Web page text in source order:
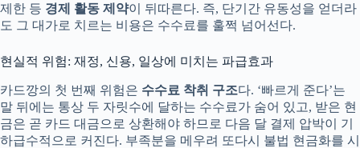
제한 등 경제 활동 제약이 뒤따른다. 즉, 단기간 유동성을 얻더라
도 그 대가로 치르는 비용은 수수료를 훌쩍 넘어선다.
현실적 위험: 재정, 신용, 일상에 미치는 파급효과
카드깡의 첫 번째 위험은 수수료 착취 구조다. ‘빠르게 준다’는
말 뒤에는 통상 두 자릿수에 달하는 수수료가 숨어 있고, 받은 현
금은 곧 카드 대금으로 상환해야 하므로 다음 달 결제 압박이 기
하급수적으로 커진다. 부족분을 메우려 또다시 불법 현금화를 시